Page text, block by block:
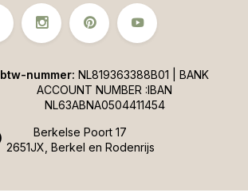
Berkelse Poort 17
2651JX, Berkel en Rodenrijs
btw-nummer: NL819363388B01 | BANK
ACCOUNT NUMBER :IBAN
NL63ABNA0504411454